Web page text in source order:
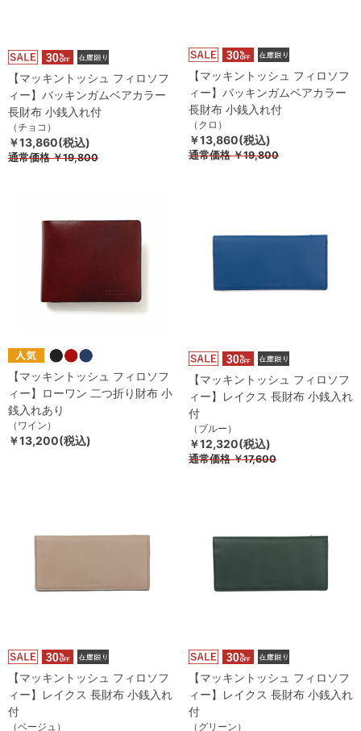
【マッキントッシュ フィロソフ
ィー】バッキンガムベアカラー
長財布 小銭入れ付
（チョコ）
￥13,860(税込)
通常価格￥19,800
【マッキントッシュ フィロソフ
ィー】バッキンガムベアカラー
長財布 小銭入れ付
（クロ）
￥13,860(税込)
通常価格￥19,800
【マッキントッシュ フィロソフ
ィー】ローワン 二つ折り財布 小
銭入れあり
（ワイン）
￥13,200(税込)
【マッキントッシュ フィロソフ
ィー】レイクス 長財布 小銭入れ
付
（ブルー）
￥12,320(税込)
通常価格￥17,600
【マッキントッシュ フィロソフ
ィー】レイクス 長財布 小銭入れ
付
（ベージュ）
【マッキントッシュ フィロソフ
ィー】レイクス 長財布 小銭入れ
付
（グリーン）